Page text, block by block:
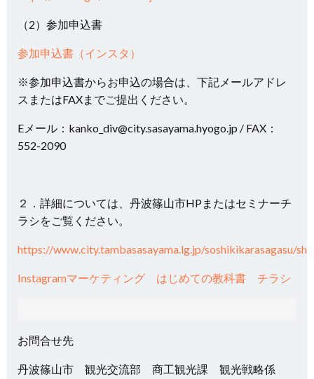
（2）参加申込書
参加申込書（インスタ）
※参加申込書からお申込の場合は、下記メールアドレ
スまたはFAXまでご提出ください。
Eメール：kanko_div@city.sasayama.hyogo.jp / FAX：
552-2090
２．詳細については、丹波篠山市HPまたはセミナーチ
ラシをご覧ください。
https://www.city.tambasasayama.lg.jp/soshikikarasagasu/
Instagramマーケティング はじめての教科書 チラシ
お問合せ先
丹波篠山市 観光交流部 商工観光課 観光戦略係